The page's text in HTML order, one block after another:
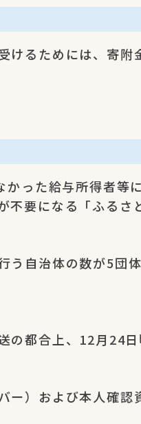
けるためには、寄附
った給与所得者等
不要になる「ふるさ
う自治体の数が5団
の都合上、12月24
ー）および本人確